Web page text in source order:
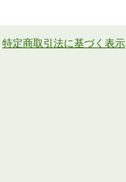
特定商取引法に基づく表示